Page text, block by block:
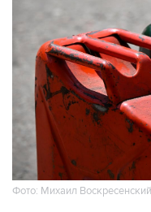
Фото: Михаил